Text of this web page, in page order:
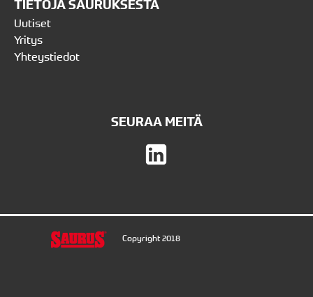
TIETOJA SAURUKSESTA
Uutiset
Yritys
Yhteystiedot
SEURAA MEITÄ
Copyright 2018